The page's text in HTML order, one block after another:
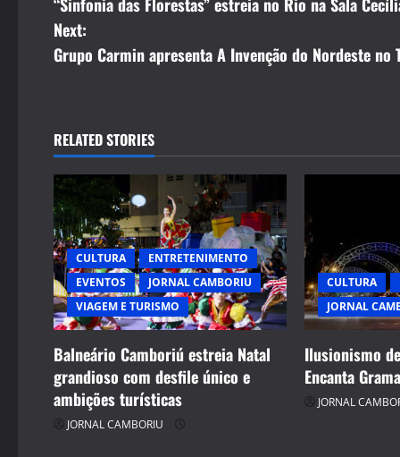
o
s
n
a
v
i
g
a
t
i
o
“Sinfonia das Florestas” estreia no Rio na Sala
Next:
Grupo Carmin apresenta A Invenção do Nordeste no
RELATED STORIES
CULTURA
ENTRETENIMENTO
EVENTOS
JORNAL CAMBORIU
VIAGEM E TURISMO
Balneário Camboriú estreia Natal
grandioso com desfile único e
ambições turísticas
JORNAL CAMBORIU
CULTURA
JORNAL
Ilusionismo
Encanta
JORNAL